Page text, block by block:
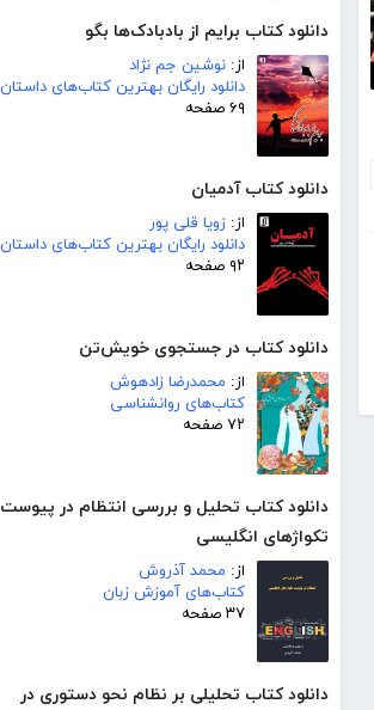
دانلود کتاب برایم از بادبادک‌ها بگو
از: نوشین جم نژاد
دانلود رایگان بهترین کتاب‌های داستان
۶۹ صفحه
دانلود کتاب آدمیان
از: زویا قلی پور
دانلود رایگان بهترین کتاب‌های داستان
۹۲ صفحه
دانلود کتاب در جستجوی خویش‌تن
از: محمدرضا زادهوش
کتاب‌های روانشناسی
۷۲ صفحه
دانلود کتاب تحلیل و بررسی انتظام در پیوست
تکواژهای انگلیسی
از: محمد آذروش
کتاب‌های آموزش زبان
۳۷ صفحه
دانلود کتاب تحلیلی بر نظام نحو دستوری در